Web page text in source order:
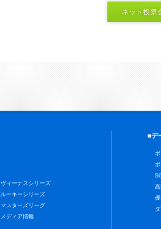
ネット投票
ヴィーナスシリーズ
ルーキーシリーズ
マスターズリーグ
メディア情報
■デ